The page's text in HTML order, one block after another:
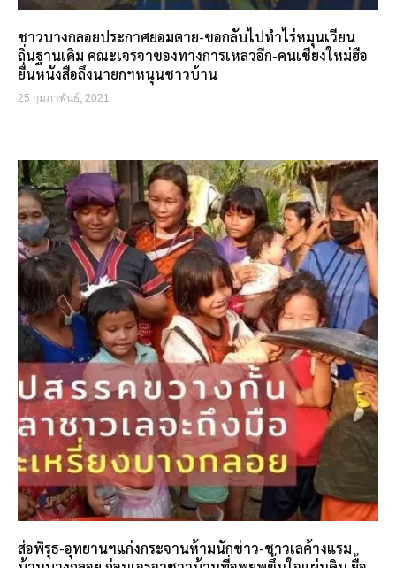
ชาวบางกลอยประกาศยอมตาย-ขอกลับไปทำไร่หมุนเวียน
ถิ่นฐานเดิม คณะเจรจาของทางการเหลวอีก-คนเชียงใหม่ฮือ
ยื่นหนังสือถึงนายกฯหนุนชาวบ้าน
25 กุมภาพันธ์, 2021
ส่อพิรุธ-อุทยานฯแก่งกระจานห้ามนักข่าว-ชาวเลค้างแรม